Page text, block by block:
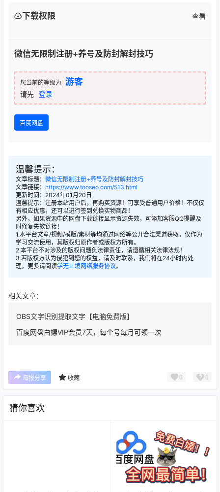
下载权限 查看
微信无限制注册+养号及防封解封技巧
您当前的等级为 游客
请先 登录
百度网盘
温馨提示：
文章标题： 微信无限制注册+养号及防封解封技巧
文章链接： https://www.tooseo.com/513.html
更新时间：2024年01月20日
温馨提示：注册本站用户后，再购买资源！可享受普通用户价格！不仅仅
有相应优惠，还可以进行签到兑换实物商品！
另外，如果资源中的网盘下载链接显示资源失效，可添加客服QQ提醒及
时修复失效链接！
1.本平台文章/视频/模版/素材等均通过网络等公开合法渠道获取，仅作为
学习交流使用，其版权归原作者或版权方所有。
2.本平台不对涉及的版权问题负法律责任，请遵循相关法律法规！
3.若版权方认为侵犯到您的权益，请及时联系，我们将在24小时内处
理。更多请阅读学无止境网络服务协议。
相关文章：
OBS文字识别提取文字【电脑免费版】
百度网盘白嫖VIP会员7天，每个号每月可领一次
海报分享 收藏 0 0
猜你喜欢